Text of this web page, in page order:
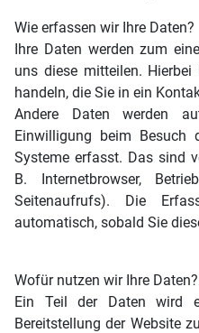
Wie erfassen wir Ihre Daten?
Ihre Daten werden zum
uns diese mitteilen.
handeln, die Sie in ein
Andere Daten werden
Einwilligung beim Besuch
Systeme erfasst. Das sind
B. Internetbrowser,
Seitenaufrufs). Die
automatisch, sobald Sie
Wofür nutzen wir Ihre Daten?
Ein Teil der Daten wird
Bereitstellung der Website